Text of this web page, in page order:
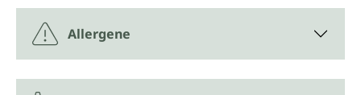
Allergene